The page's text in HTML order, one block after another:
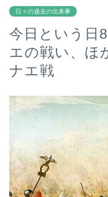
日々の過去の出来事
今日という
エの戦い、ほ
ナエ戦